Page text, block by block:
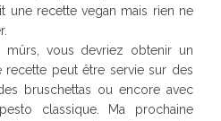
une recette vegan mais rien ne
vous devriez obtenir un
recette peut être servie sur des
bruschettas ou encore avec
classique. Ma prochaine